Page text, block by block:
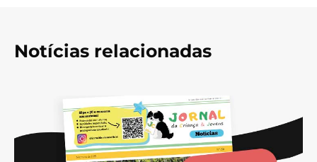
Notícias relacionadas